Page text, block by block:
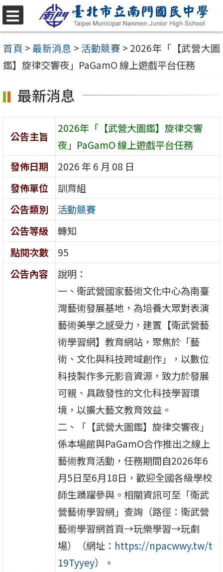
跳
至
主
要
容
選
單
首頁 >最新消息 > 活動競賽 > 2026年「【武營大圖
鑑】旋律交響夜」PaGamO 線上遊戲平台任務
最新消息
公告主旨
2026年「【武營大圖鑑】旋律交響
夜」PaGamO 線上遊戲平台任務
發佈日期
2026 年 6 月 08 日
發佈單位
訓育組
公告類別
活動競賽
公告等級
轉知
點閱次數
95
公告內容
說明：
一、衛武營國家藝術文化中心為南臺
灣藝術發展基地，為培養大眾對表演
藝術美學之感受力，建置【衛武營藝
術學習網】教育網站，聚焦於「藝
術、文化與科技跨域創作」，以數位
科技製作多元影音資源，致力於發展
可親、具啟發性的文化科技學習環
境，以擴大藝文教育效益。
二、「【武營大圖鑑】旋律交響夜」
係本場館與PaGamO合作推出之線上
藝術教育活動，任務期間自2026年6
月5日至6月18日，歡迎全國各級學校
師生踴躍參與。相關資訊可至「衛武
營藝術學習網」查詢（路徑：衛武營
藝術學習網首頁→玩樂學習→玩劇
場）（網址： https://npacwwy.tw/t
19Tyyey）。